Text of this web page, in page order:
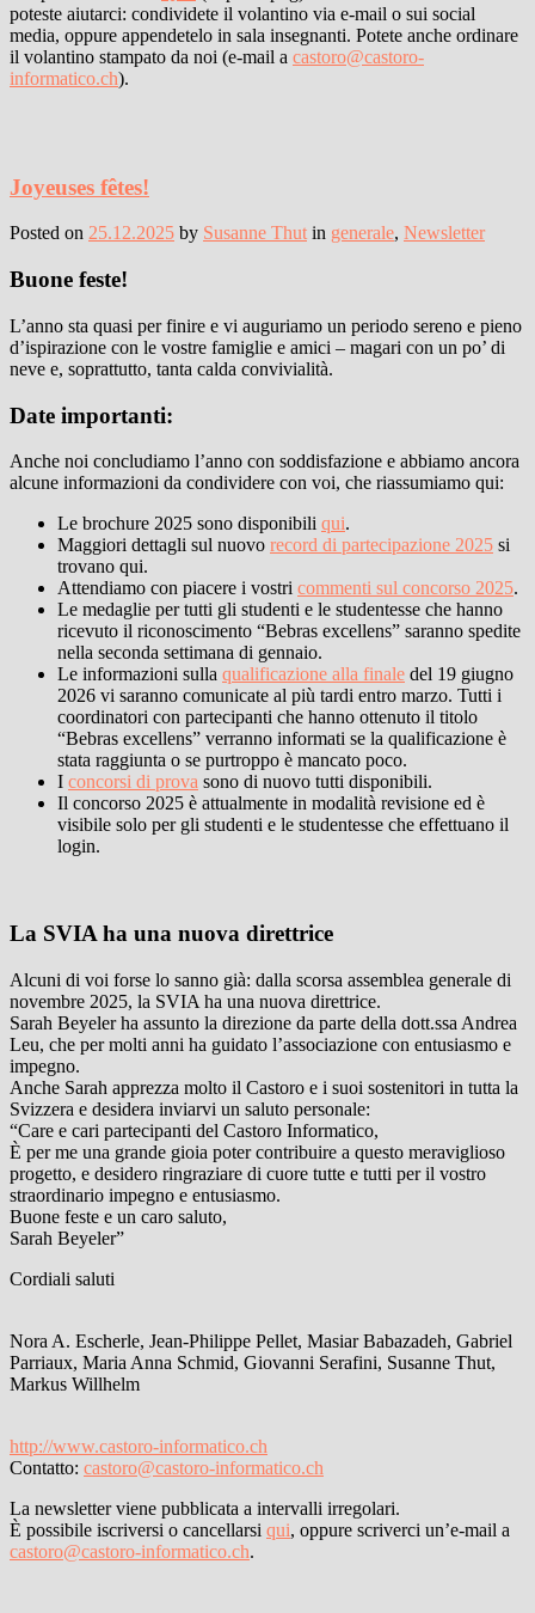
poteste aiutarci: condividete il volantino via e-mail o sui social
media, oppure appendetelo in sala insegnanti. Potete anche ordinare
il volantino stampato da noi (e-mail a castoro@castoro-
informatico.ch).
Joyeuses fêtes!
Posted on 25.12.2025 by Susanne Thut in generale, Newsletter
Buone feste!
L’anno sta quasi per finire e vi auguriamo un periodo sereno e pieno
d’ispirazione con le vostre famiglie e amici – magari con un po’ di
neve e, soprattutto, tanta calda convivialità.
Date importanti:
Anche noi concludiamo l’anno con soddisfazione e abbiamo ancora
alcune informazioni da condividere con voi, che riassumiamo qui:
Le brochure 2025 sono disponibili qui.
Maggiori dettagli sul nuovo record di partecipazione 2025 si
trovano qui.
Attendiamo con piacere i vostri commenti sul concorso 2025.
Le medaglie per tutti gli studenti e le studentesse che hanno
ricevuto il riconoscimento “Bebras excellens” saranno spedite
nella seconda settimana di gennaio.
Le informazioni sulla qualificazione alla finale del 19 giugno
2026 vi saranno comunicate al più tardi entro marzo. Tutti i
coordinatori con partecipanti che hanno ottenuto il titolo
“Bebras excellens” verranno informati se la qualificazione è
stata raggiunta o se purtroppo è mancato poco.
I concorsi di prova sono di nuovo tutti disponibili.
Il concorso 2025 è attualmente in modalità revisione ed è
visibile solo per gli studenti e le studentesse che effettuano il
login.
La SVIA ha una nuova direttrice
Alcuni di voi forse lo sanno già: dalla scorsa assemblea generale di
novembre 2025, la SVIA ha una nuova direttrice.
Sarah Beyeler ha assunto la direzione da parte della dott.ssa Andrea
Leu, che per molti anni ha guidato l’associazione con entusiasmo e
impegno.
Anche Sarah apprezza molto il Castoro e i suoi sostenitori in tutta la
Svizzera e desidera inviarvi un saluto personale:
“Care e cari partecipanti del Castoro Informatico,
È per me una grande gioia poter contribuire a questo meraviglioso
progetto, e desidero ringraziare di cuore tutte e tutti per il vostro
straordinario impegno e entusiasmo.
Buone feste e un caro saluto,
Sarah Beyeler”
Cordiali saluti
Nora A. Escherle, Jean-Philippe Pellet, Masiar Babazadeh, Gabriel
Parriaux, Maria Anna Schmid, Giovanni Serafini, Susanne Thut,
Markus Willhelm
http://www.castoro-informatico.ch
Contatto: castoro@castoro-informatico.ch
La newsletter viene pubblicata a intervalli irregolari.
È possibile iscriversi o cancellarsi qui, oppure scriverci un’e-mail a
castoro@castoro-informatico.ch.